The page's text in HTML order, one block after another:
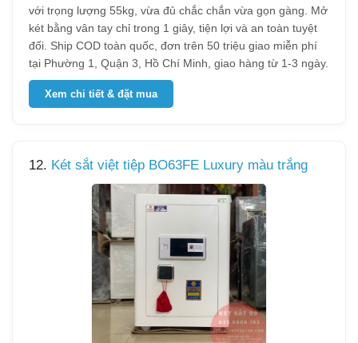
với trọng lượng 55kg, vừa đủ chắc chắn vừa gọn gàng. Mở
két bằng vân tay chỉ trong 1 giây, tiện lợi và an toàn tuyệt
đối. Ship COD toàn quốc, đơn trên 50 triệu giao miễn phí
tại Phường 1, Quận 3, Hồ Chí Minh, giao hàng từ 1-3 ngày.
Xem chi tiết & đặt mua
12. Két sắt việt tiệp BO63FE Luxury màu trắng